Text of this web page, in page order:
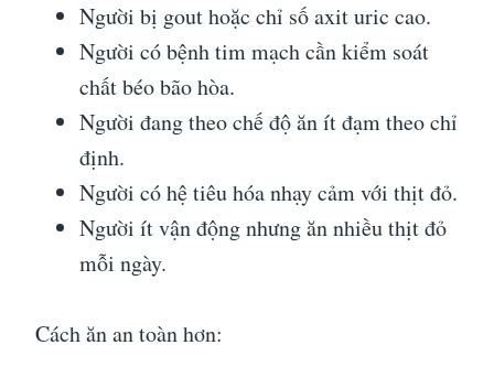
Người bị gout hoặc chỉ số axit uric cao.
Người có bệnh tim mạch cần kiểm soát
chất béo bão hòa.
Người đang theo chế độ ăn ít đạm theo chỉ
định.
Người có hệ tiêu hóa nhạy cảm với thịt đỏ.
Người ít vận động nhưng ăn nhiều thịt đỏ
mỗi ngày.
Cách ăn an toàn hơn: